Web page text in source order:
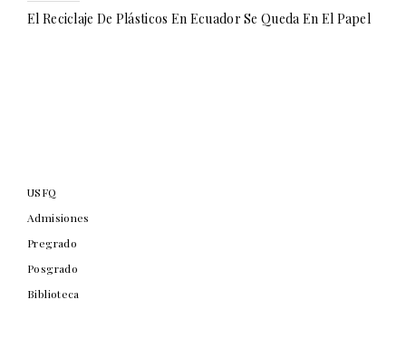
El Reciclaje De Plásticos En Ecuador Se Queda En El Papel
USFQ
Admisiones
Pregrado
Posgrado
Biblioteca